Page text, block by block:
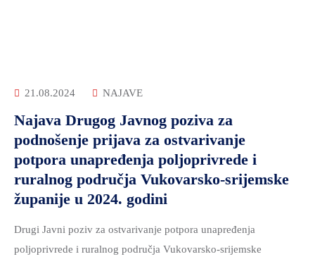
21.08.2024 NAJAVE
Najava Drugog Javnog poziva za
podnošenje prijava za ostvarivanje
potpora unapređenja poljoprivrede i
ruralnog područja Vukovarsko-srijemske
županije u 2024. godini
Drugi Javni poziv za ostvarivanje potpora unapređenja
poljoprivrede i ruralnog područja Vukovarsko-srijemske